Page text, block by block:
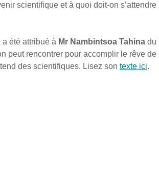
scientifique et à quoi doit-on
a été attribué à Mr Nambintsoa Tahina du
peut rencontrer pour accomplir le rêve
des scientifiques. Lisez son texte ici.